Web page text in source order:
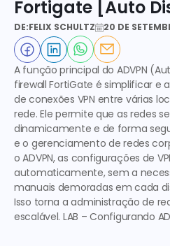
Fortigate [Auto
DE:FELIX SCHULTZ 20 DE
A função principal do ADVPN
firewall FortiGate é simplificar
de conexões VPN entre várias
rede. Ele permite que as redes
dinamicamente e de forma
e o gerenciamento de redes
o ADVPN, as configurações de
automaticamente, sem a
manuais demoradas em cada
Isso torna a administração de
escalável. LAB – Configurando